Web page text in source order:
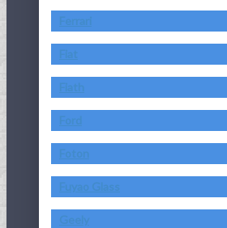
Ferrari
Fiat
Fiath
Ford
Foton
Fuyao Glass
Geely